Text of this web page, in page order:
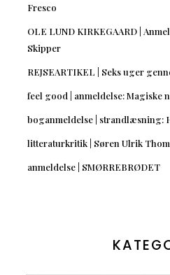
Fresco
OLE LUND KIRKEGAARD |
Skipper
REJSEARTIKEL | Seks uger
feel good | anmeldelse: Magiske
boganmeldelse | strandlæsning:
litteraturkritik | Søren Ulrik
anmeldelse | SMØRREBRØDET